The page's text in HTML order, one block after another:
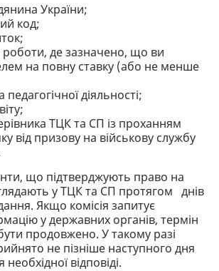
України;
код;
роботи, де зазначено, що ви
на повну ставку (або не менше
діяльності;
ТЦК та СП із проханням
від призову на військову службу
що підтверджують право на
у ТЦК та СП протягом днів
Якщо комісія запитує
у державних органів, термін
продовжено. У такому разі
не пізніше наступного дня
відповіді.